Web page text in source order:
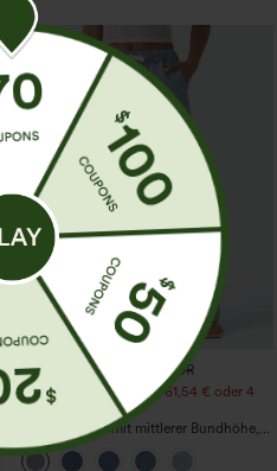
+5
€44,95 EUR
€49,95 EUR
Kaufen Sie 2 Stück für 61,54 € oder 4
Stück für 123,08 €.
Lässige Jeans mit mittlerer Bundhöhe,
Kordelzug und Taschen